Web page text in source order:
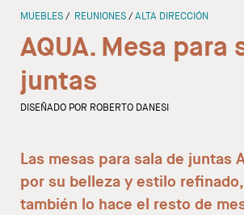
MUEBLES REUNIONES ALTA DIRECCIÓN
AQUA. Mesa para
juntas
DISEÑADO POR ROBERTO DANESI
Las mesas para sala de juntas
por su belleza y estilo
también lo hace el resto de